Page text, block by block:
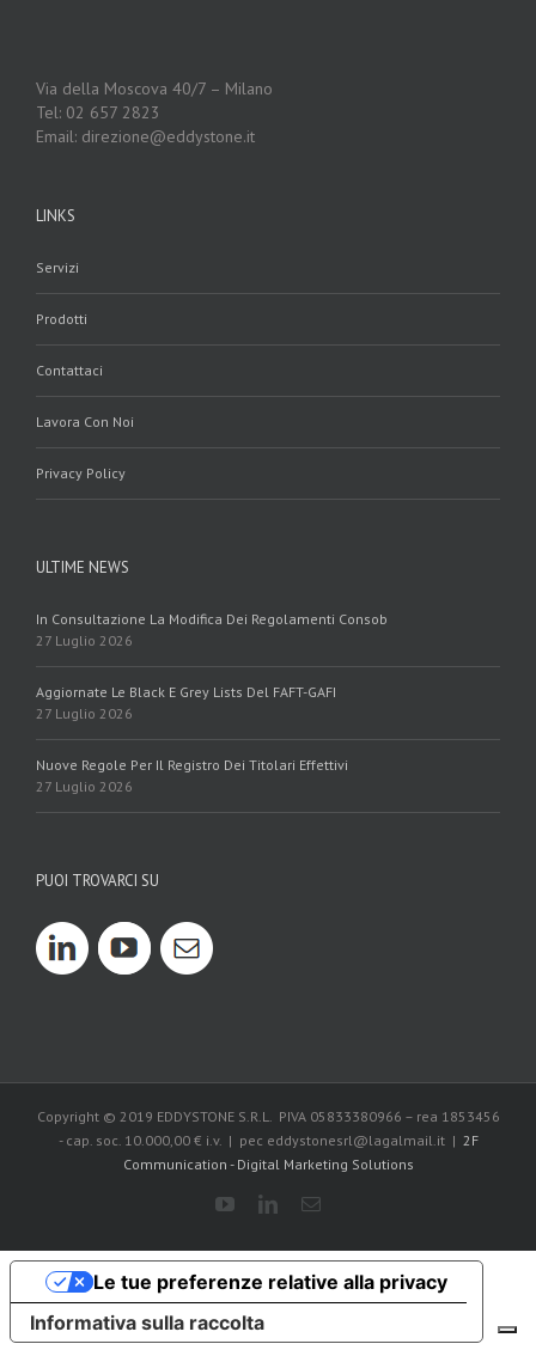
Via della Moscova 40/7 – Milano
Tel: 02 657 2823
Email: direzione@eddystone.it
LINKS
Servizi
Prodotti
Contattaci
Lavora Con Noi
Privacy Policy
ULTIME NEWS
In Consultazione La Modifica Dei Regolamenti Consob
27 Luglio 2026
Aggiornate Le Black E Grey Lists Del FAFT-GAFI
27 Luglio 2026
Nuove Regole Per Il Registro Dei Titolari Effettivi
27 Luglio 2026
PUOI TROVARCI SU
Copyright © 2019 EDDYSTONE S.R.L. PIVA 05833380966 – rea 1853456
- cap. soc. 10.000,00 € i.v. | pec eddystonesrl@lagalmail.it | 2F
Communication - Digital Marketing Solutions
Informativa sulla raccolta
Le tue preferenze relative alla privacy